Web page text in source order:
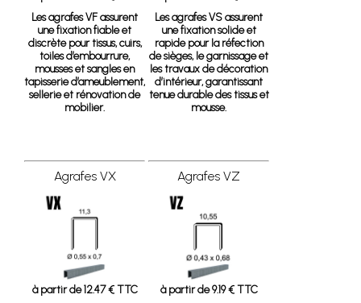
Les agrafes VF assurent
une fixation fiable et
discrète pour tissus, cuirs,
toiles d’embourrure,
mousses et sangles en
tapisserie d’ameublement,
sellerie et rénovation de
mobilier.
Les agrafes VS assurent
une fixation solide et
rapide pour la réfection
de sièges, le garnissage et
les travaux de décoration
d’intérieur, garantissant
tenue durable des tissus et
mousse.
Agrafes VX
à partir de 12.47 € TTC
Agrafes VZ
à partir de 9.19 € TTC